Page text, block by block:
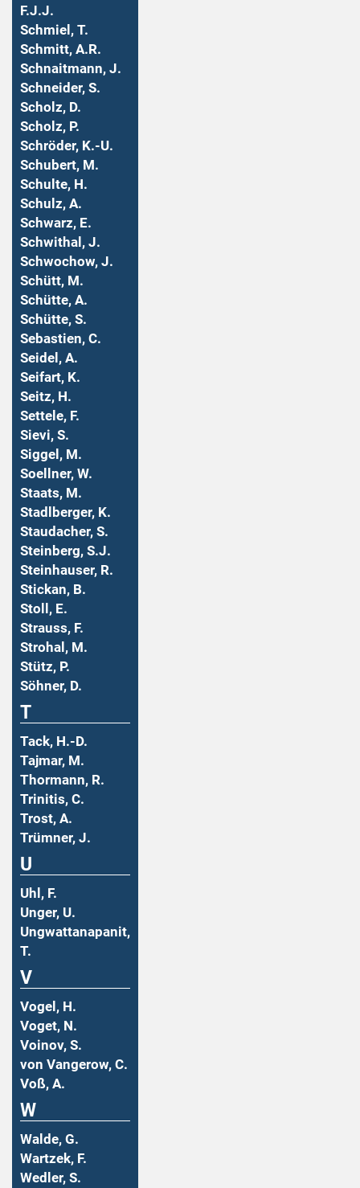
F.J.J.
Schmiel, T.
Schmitt, A.R.
Schnaitmann, J.
Schneider, S.
Scholz, D.
Scholz, P.
Schröder, K.-U.
Schubert, M.
Schulte, H.
Schulz, A.
Schwarz, E.
Schwithal, J.
Schwochow, J.
Schütt, M.
Schütte, A.
Schütte, S.
Sebastien, C.
Seidel, A.
Seifart, K.
Seitz, H.
Settele, F.
Sievi, S.
Siggel, M.
Soellner, W.
Staats, M.
Stadlberger, K.
Staudacher, S.
Steinberg, S.J.
Steinhauser, R.
Stickan, B.
Stoll, E.
Strauss, F.
Strohal, M.
Stütz, P.
Söhner, D.
T
Tack, H.-D.
Tajmar, M.
Thormann, R.
Trinitis, C.
Trost, A.
Trümner, J.
U
Uhl, F.
Unger, U.
Ungwattanapanit,
T.
V
Vogel, H.
Voget, N.
Voinov, S.
von Vangerow, C.
Voß, A.
W
Walde, G.
Wartzek, F.
Wedler, S.